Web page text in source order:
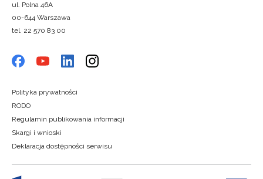
ul. Polna 46A
00-644 Warszawa
tel. 22 570 83 00
Polityka prywatności
RODO
Regulamin publikowania informacji
Skargi i wnioski
Deklaracja dostępności serwisu